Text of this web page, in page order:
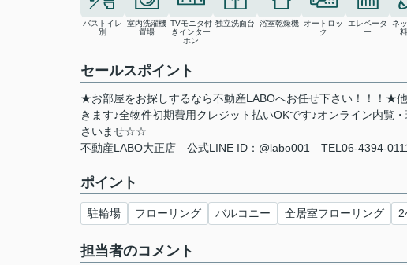
バストイレ
別
室内洗濯機
置場
TVモニタ付
きインター
ホン
独立洗面台 浴室乾燥機
オートロッ
ク
エレベータ
ー
ネ
セールスポイント
★お部屋をお探しするなら不動産LABOへお任せ下さい！！！★
きます♪全物件初期費用クレジット払いOKです♪オンライン内覧
さいませ☆☆
不動産LABO大正店 公式LINE ID：@labo001 TEL06-4394-
ポイント
駐輪場 フローリング バルコニー 全居室フローリング
担当者のコメント